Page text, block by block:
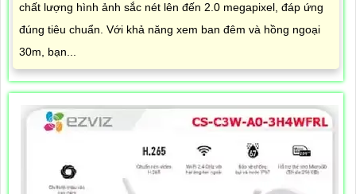
chất lượng hình ảnh sắc nét lên đến 2.0 megapixel, đáp ứng
đúng tiêu chuẩn. Với khả năng xem ban đêm và hồng ngoại
30m, bạn...